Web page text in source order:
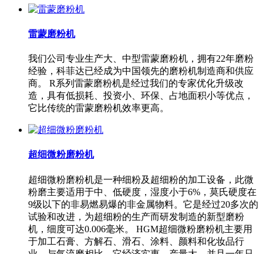
雷蒙磨粉机
我们公司专业生产大、中型雷蒙磨粉机，拥有22年磨粉
经验，科菲达已经成为中国领先的磨粉机制造商和供应
商。 R系列雷蒙磨粉机是经过我们的专家优化升级改
造，具有低损耗、投资小、环保、占地面积小等优点，
它比传统的雷蒙磨粉机效率更高。
超细微粉磨粉机
超细微粉磨粉机是一种细粉及超细粉的加工设备，此微
粉磨主要适用于中、低硬度，湿度小于6%，莫氏硬度在
9级以下的非易燃易爆的非金属物料。它是经过20多次的
试验和改进，为超细粉的生产而研发制造的新型磨粉
机，细度可达0.006毫米。 HGM超细微粉磨粉机主要用
于加工石膏、方解石、滑石、涂料、颜料和化妆品行